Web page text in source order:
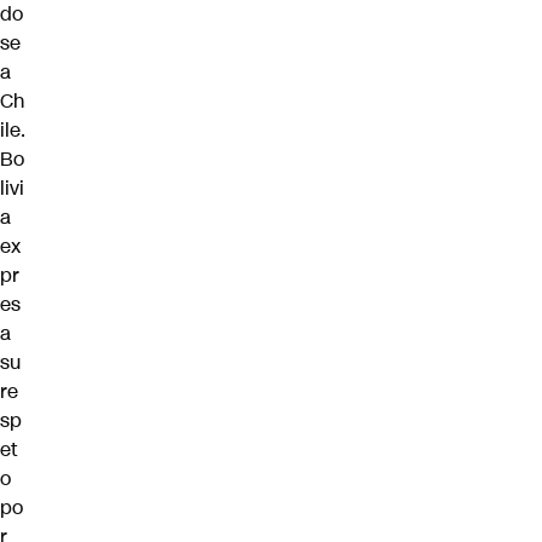
do
se
a
Ch
ile.
Bo
livi
a
ex
pr
es
a
su
re
sp
et
o
po
r